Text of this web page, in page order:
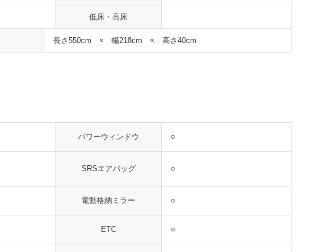
低床・高床
長さ550cm × 幅218cm × 高さ40cm
パワーウィンドウ ○
SRSエアバッグ ○
電動格納ミラー ○
ETC ○